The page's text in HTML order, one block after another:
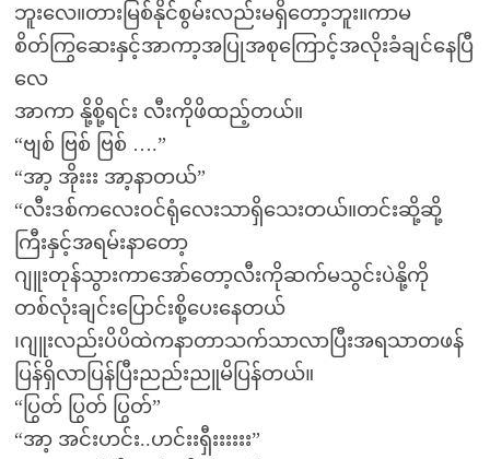
ဘူးလေ။တားမြစ်နိုင်စွမ်းလည်းမရှိတော့ဘူး။ကာမ
စိတ်ကြွဆေးနှင့်အာကာ့အပြုအစုကြောင့်အလိုးခံချင်နေပြီ
လေ
အာကာ နို့စို့ရင်း လီးကိုဖိထည့်တယ်။
“ဗျစ် ဗြစ် ဗြစ် ….”
“အာ့ အိုးးး အာ့နာတယ်”
“လီးဒစ်ကလေးဝင်ရုံလေးသာရှိသေးတယ်။တင်းဆို့ဆို့
ကြီးနှင့်အရမ်းနာတော့
ဂျူးတုန်သွားကာအော်တော့လီးကိုဆက်မသွင်းပဲနို့ကို
တစ်လုံးချင်းပြောင်းစို့ပေးနေတယ်
၊ဂျူးလည်းပိပိထဲကနာတာသက်သာလာပြီးအရသာတဖန်
ပြန်ရှိလာပြန်ပြီးညည်းညူမိပြန်တယ်။
“ပြွတ် ပြွတ် ပြွတ်”
“အာ့ အင်းဟင်း..ဟင်းးရှီးးးးးး”